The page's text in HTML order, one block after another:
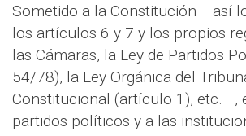
Sometido a la Constitución —así
los artículos 6 y 7 y los propios
las Cámaras, la Ley de Partidos
54/78), la Ley Orgánica del
Constitucional (artículo 1), etc.—,
partidos políticos y a las